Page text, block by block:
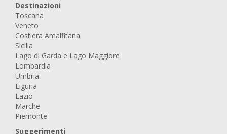
Destinazioni
Toscana
Veneto
Costiera Amalfitana
Sicilia
Lago di Garda e Lago Maggiore
Lombardia
Umbria
Liguria
Lazio
Marche
Piemonte
Suggerimenti